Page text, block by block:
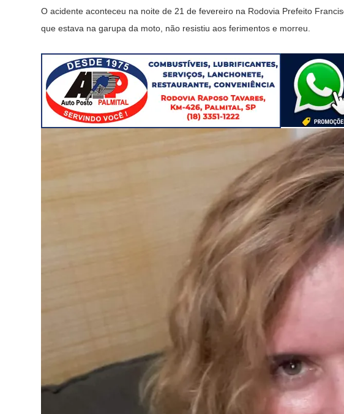
O acidente aconteceu na noite de 21 de fevereiro na Rodovia Prefeito
que estava na garupa da moto, não resistiu aos ferimentos e morreu.